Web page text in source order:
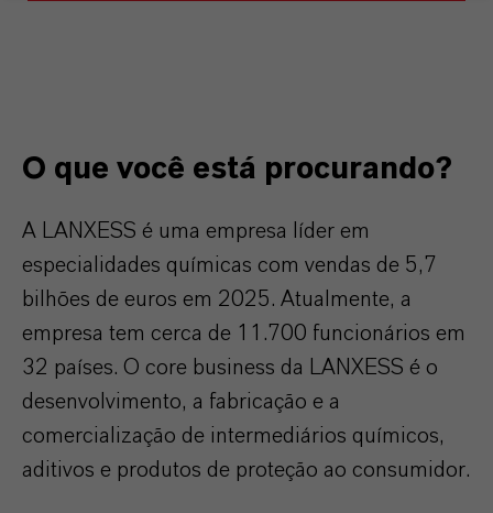
O que você está procurando?
A LANXESS é uma empresa líder em
especialidades químicas com vendas de 5,7
bilhões de euros em 2025. Atualmente, a
empresa tem cerca de 11.700 funcionários em
32 países. O core business da LANXESS é o
desenvolvimento, a fabricação e a
comercialização de intermediários químicos,
aditivos e produtos de proteção ao consumidor.